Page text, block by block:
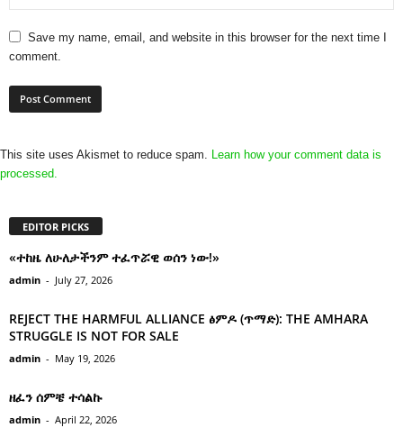
Save my name, email, and website in this browser for the next time I
comment.
This site uses Akismet to reduce spam. Learn how your comment data is
processed.
EDITOR PICKS
«ተከዜ ለሁለታችንም ተፈጥሯዊ ወሰን ነው!»
admin - July 27, 2026
REJECT THE HARMFUL ALLIANCE ፅምዶ (ጥማድ): THE AMHARA
STRUGGLE IS NOT FOR SALE
admin - May 19, 2026
ዘፈን ሰምቼ ተሳልኩ
admin - April 22, 2026